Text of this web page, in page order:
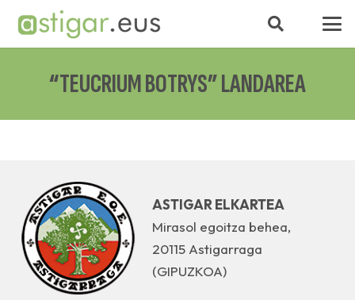
“TEUCRIUM BOTRYS” LANDAREA
ASTIGAR ELKARTEA
Mirasol egoitza behea,
20115 Astigarraga
(GIPUZKOA)